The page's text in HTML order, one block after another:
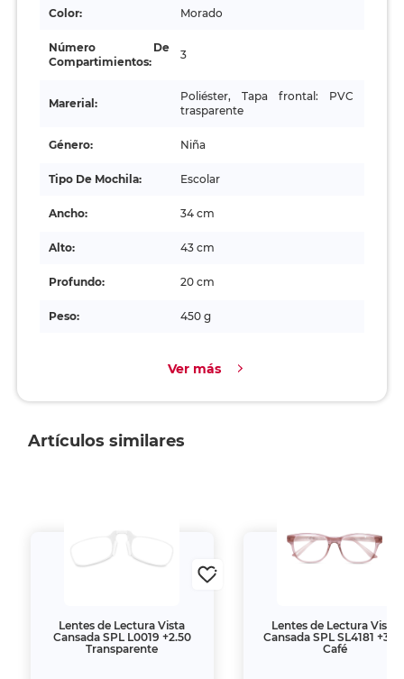
Color: Morado
Número De
Compartimientos:
3
Marerial:
Poliéster, Tapa frontal: PVC
trasparente
Género: Niña
Tipo De Mochila: Escolar
Ancho: 34 cm
Alto: 43 cm
Profundo: 20 cm
Peso: 450 g
Ver más
Artículos similares
Lentes de Lectura Vista
Cansada SPL L0019 +2.50
Transparente
Lentes de Lectura Vista
Cansada SPL SL4181
Café